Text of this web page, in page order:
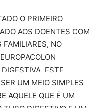
O PRIMEIRO
AOS DOENTES COM
FAMILIARES, NO
ESTE
UM MEIO SIMPLES
AQUELE QUE É UM